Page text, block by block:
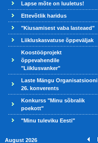
Lapse mõte on luuletus!
Ettevõtlik haridus
"Kiusamisest vaba lasteaed"
Liikluskasvatuse õppeväljak
Koostööprojekt
õppevahendile
"Liiklusvanker"
Laste Mängu Organisatsiooni
26. konverents
Konkurss "Minu sõbralik
poekott"
"Minu tuleviku Eesti"
August 2026